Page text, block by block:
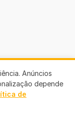
Anúncios
depende
de